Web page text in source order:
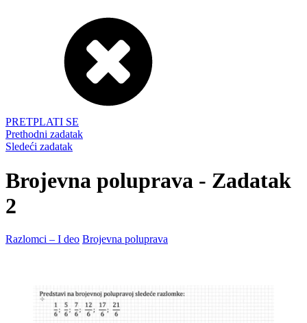
PRETPLATI SE
Prethodni zadatak
Sledeći zadatak
Brojevna poluprava - Zadatak
2
Razlomci – I deo Brojevna poluprava